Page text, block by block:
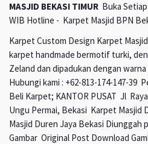
MASJID BEKASI TIMUR Buka Setiap
WIB Hotline - Karpet Masjid BPN
Karpet Custom Design Karpet
karpet handmade bermotif turki,
Zeland dan dipadukan dengan
Hubungi kami : +62-813-174-147-39
Beli Karpet; KANTOR PUSAT Jl
Ungu Permai, Bekasi Karpet Masjid
Masjid Duren Jaya Bekasi Diunggah
Gambar Original Post Download